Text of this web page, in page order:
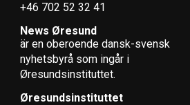
+46 702 52 32 41
News Øresund
är en oberoende dansk-svensk
nyhets­byrå som ingår i
Øresundsinstituttet.
Øresundsinstituttet